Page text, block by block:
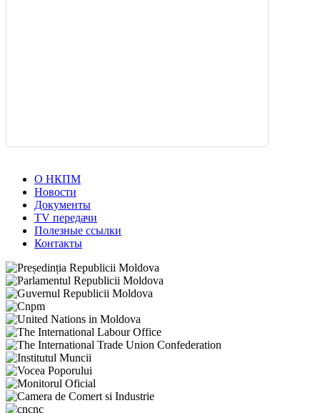
О НКПМ
Новости
Документы
TV передачи
Полезные ссылки
Контакты